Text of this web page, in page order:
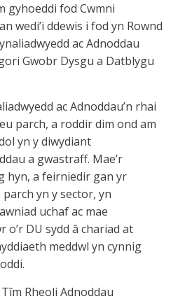
gyhoeddi fod Cwmni
wedi’i ddewis i fod yn Rownd
ac Adnoddau
Gwobr Dysgu a Datblygu
ac Adnoddau’n rhai
parch, a roddir dim ond am
yn y diwydiant
a gwastraff. Mae’r
hyn, a feirniedir gan yr
yn y sector, yn
uchaf ac mae
o’r DU sydd â chariad at
meddwl yn cynnig
Rheoli Adnoddau